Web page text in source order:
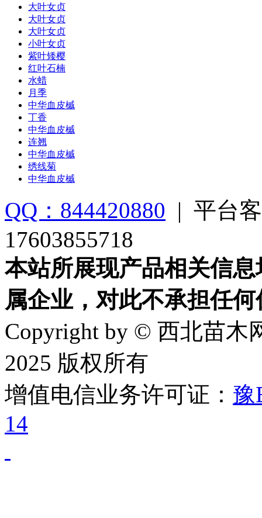
大叶女贞
大叶女贞
大叶女贞
小叶女贞
紫叶矮樱
红叶石楠
水蜡
月季
中华血皮槭
丁香
中华血皮槭
连翘
中华血皮槭
绣线菊
中华血皮槭
QQ：844420880 | 平台
17603855718
本站所展现产品相关信
属企业，对此不承担任
Copyright by © 西北苗木
2025 版权所有
增值电信业务许可证： 豫
14